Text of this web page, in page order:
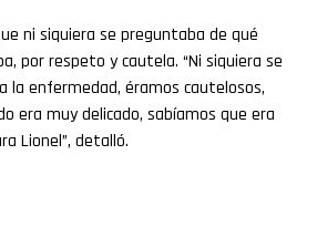
ni siquiera se preguntaba de qué
por respeto y cautela. “Ni siquiera se
la enfermedad, éramos cautelosos,
era muy delicado, sabíamos que era
Lionel”, detalló.